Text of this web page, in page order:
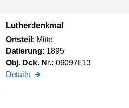
Lutherdenkmal
Ortsteil: Mitte
Datierung: 1895
Obj. Dok. Nr.: 09097813
Details